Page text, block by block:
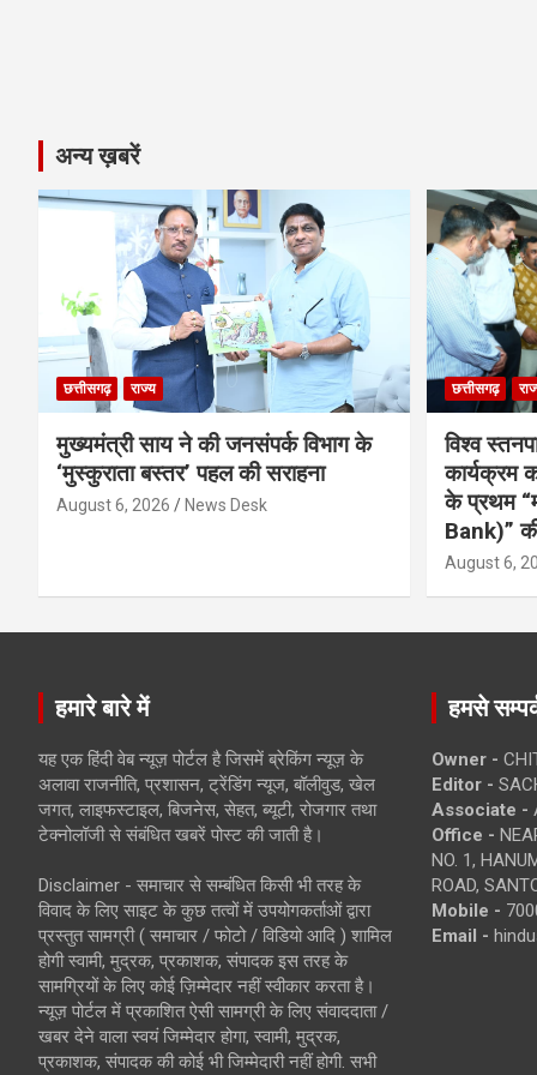
अन्य ख़बरें
छत्तीसगढ़ राज्य
मुख्यमंत्री साय ने की जनसंपर्क विभाग के
‘मुस्कुराता बस्तर’ पहल की सराहना
August 6, 2026 News Desk
छत्तीसगढ़
विश्व
कार्यक्रम
के प्रथम
Bank)”
August 6,
हमारे बारे में
यह एक हिंदी वेब न्यूज़ पोर्टल है जिसमें ब्रेकिंग न्यूज़ के
अलावा राजनीति, प्रशासन, ट्रेंडिंग न्यूज, बॉलीवुड, खेल
जगत, लाइफस्टाइल, बिजनेस, सेहत, ब्यूटी, रोजगार तथा
टेक्नोलॉजी से संबंधित खबरें पोस्ट की जाती है।
Disclaimer - समाचार से सम्बंधित किसी भी तरह के
विवाद के लिए साइट के कुछ तत्वों में उपयोगकर्ताओं द्वारा
प्रस्तुत सामग्री ( समाचार / फोटो / विडियो आदि ) शामिल
होगी स्वामी, मुद्रक, प्रकाशक, संपादक इस तरह के
सामग्रियों के लिए कोई ज़िम्मेदार नहीं स्वीकार करता है।
न्यूज़ पोर्टल में प्रकाशित ऐसी सामग्री के लिए संवाददाता /
खबर देने वाला स्वयं जिम्मेदार होगा, स्वामी, मुद्रक,
प्रकाशक, संपादक की कोई भी जिम्मेदारी नहीं होगी. सभी
हमसे
Owner -
Editor -
Associate -
Office -
NO. 1,
ROAD,
Mobile -
Email -